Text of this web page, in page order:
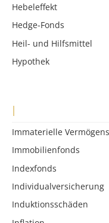
Hebeleffekt
Hedge-Fonds
Heil- und Hilfsmittel
Hypothek
I
Immaterielle
Immobilienfonds
Indexfonds
Individualversicherung
Induktionsschäden